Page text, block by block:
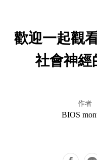
歡迎一起觀
社會神經
作者
BIOS